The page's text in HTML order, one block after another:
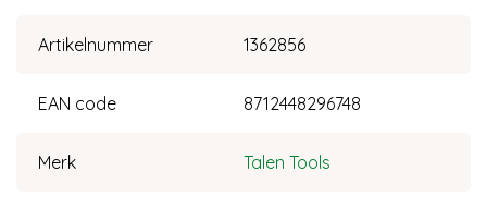
Artikelnummer 1362856
EAN code 8712448296748
Merk Talen Tools